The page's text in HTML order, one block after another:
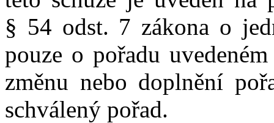
§ 54 odst. 7 zákona o
pouze o pořadu
změnu nebo doplnění
schválený pořad.